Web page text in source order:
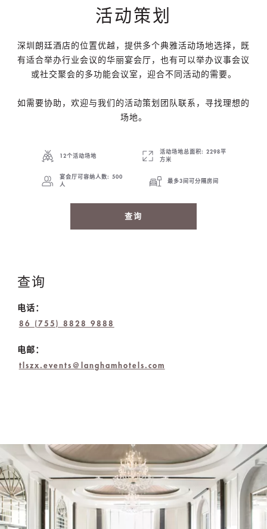
活动策划
深圳朗廷酒店的位置优越，提供多个典雅活动场地选择，既
有适合举办行业会议的华丽宴会厅，也有可以举办议事会议
或社交聚会的多功能会议室，迎合不同活动的需要。
如需要协助，欢迎与我们的活动策划团队联系，寻找理想的
场地。
12个活动场地
活动场地总面积: 2298平
方米
宴会厅可容纳人数: 500
人
最多3间可分隔房间
查询
查询
电话：
86 (755) 8828 9888
电邮：
tlszx.events@langhamhotels.com